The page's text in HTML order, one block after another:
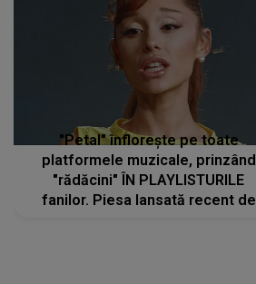
"Petal" înflorește pe toate
platformele muzicale, prinzând
"rădăcini" ÎN PLAYLISTURILE
fanilor. Piesa lansată recent de